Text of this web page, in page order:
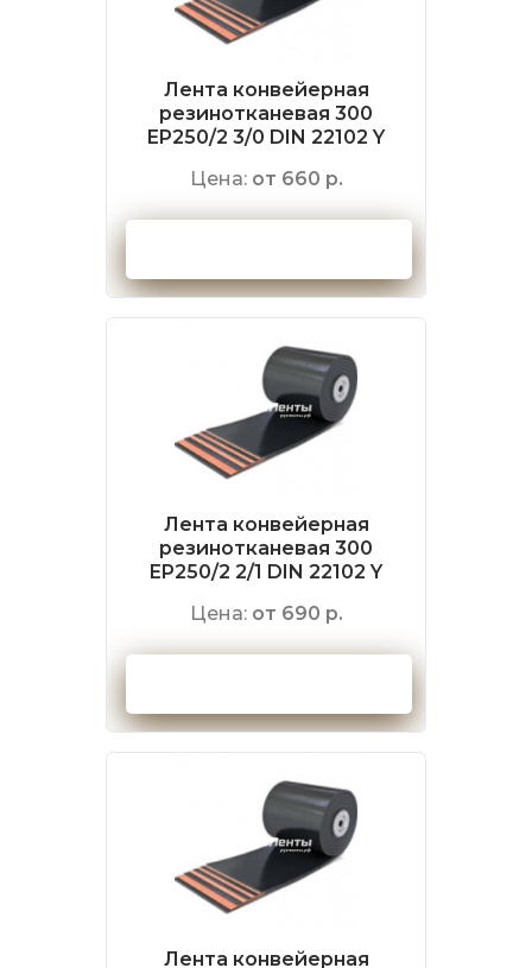
Лента конвейерная
резинотканевая 300
EP250/2 3/0 DIN 22102 Y
Цена: от 660 р.
Лента конвейерная
резинотканевая 300
EP250/2 2/1 DIN 22102 Y
Цена: от 690 р.
Лента конвейерная